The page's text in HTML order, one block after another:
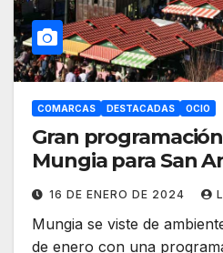
COMARCAS DESTACADAS OCIO
Gran
Mungia para San
16 DE ENERO DE 2024
Mungia se viste de
de enero con una